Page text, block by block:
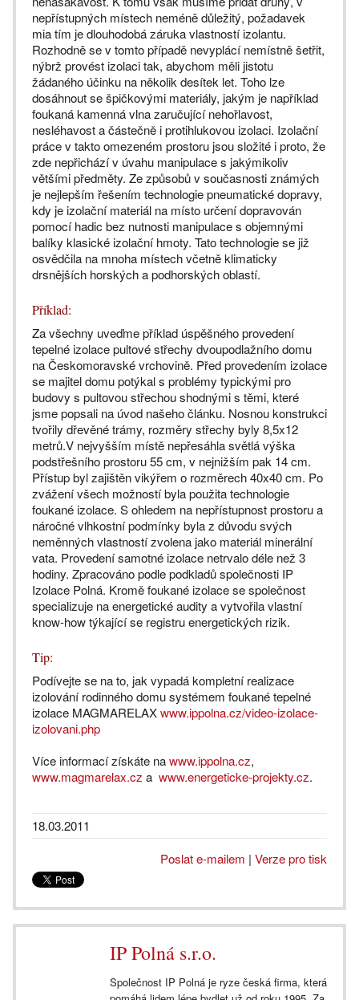
nepřístupných místech neméně důležitý, požadavek
mia tím je dlouhodobá záruka vlastností izolantu.
Rozhodně se v tomto případě nevyplácí nemístně šetřit,
nýbrž provést izolaci tak, abychom měli jistotu
žádaného účinku na několik desítek let. Toho lze
dosáhnout se špičkovými materiály, jakým je například
foukaná kamenná vlna zaručující nehořlavost,
nesléhavost a částečně i protihlukovou izolaci. Izolační
práce v takto omezeném prostoru jsou složité i proto, že
zde nepřichází v úvahu manipulace s jakýmikoliv
většími předměty. Ze způsobů v současnosti známých
je nejlepším řešením technologie pneumatické dopravy,
kdy je izolační materiál na místo určení dopravován
pomocí hadic bez nutnosti manipulace s objemnými
balíky klasické izolační hmoty. Tato technologie se již
osvědčila na mnoha místech včetně klimaticky
drsnějších horských a podhorských oblastí.
Příklad:
Za všechny uveďme příklad úspěšného provedení
tepelné izolace pultové střechy dvoupodlažního domu
na Českomoravské vrchovině. Před provedením izolace
se majitel domu potýkal s problémy typickými pro
budovy s pultovou střechou shodnými s těmi, které
jsme popsali na úvod našeho článku. Nosnou konstrukci
tvořily dřevěné trámy, rozměry střechy byly 8,5x12
metrů.V nejvyšším místě nepřesáhla světlá výška
podstřešního prostoru 55 cm, v nejnižším pak 14 cm.
Přístup byl zajištěn vikýřem o rozměrech 40x40 cm. Po
zvážení všech možností byla použita technologie
foukané izolace. S ohledem na nepřístupnost prostoru a
náročné vlhkostní podmínky byla z důvodu svých
neměnných vlastností zvolena jako materiál minerální
vata. Provedení samotné izolace netrvalo déle než 3
hodiny. Zpracováno podle podkladů společnosti IP
Izolace Polná. Kromě foukané izolace se společnost
specializuje na energetické audity a vytvořila vlastní
know-how týkající se registru energetických rizik.
Tip:
Podívejte se na to, jak vypadá kompletní realizace
izolování rodinného domu systémem foukané tepelné
izolace MAGMARELAXwww.ippolna.cz/video-izolace-
izolovani.php
Více informací získáte nawww.ippolna.cz,
www.magmarelax.cz a www.energeticke-projekty.cz.
18.03.2011
Poslat e-mailem | Verze pro tisk
IP Polná s.r.o.
Společnost IP Polná je ryze česká firma, která